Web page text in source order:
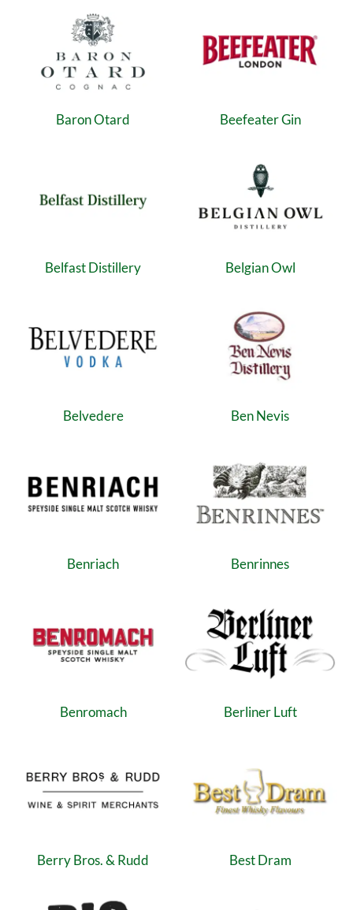
Baron Otard Beefeater Gin
Belfast Distillery Belgian Owl
Belvedere Ben Nevis
Benriach Benrinnes
Benromach Berliner Luft
Berry Bros. & Rudd Best Dram